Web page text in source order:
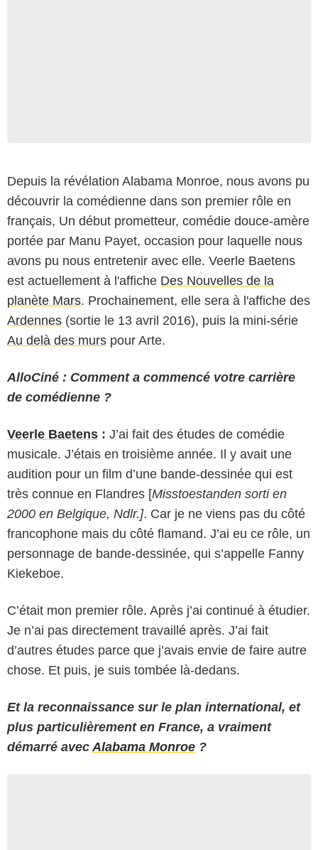
Depuis la révélation Alabama Monroe, nous avons pu
découvrir la comédienne dans son premier rôle en
français, Un début prometteur, comédie douce-amère
portée par Manu Payet, occasion pour laquelle nous
avons pu nous entretenir avec elle. Veerle Baetens
est actuellement à l'affiche Des Nouvelles de la
planète Mars. Prochainement, elle sera à l'affiche des
Ardennes (sortie le 13 avril 2016), puis la mini-série
Au delà des murs pour Arte.
AlloCiné : Comment a commencé votre carrière
de comédienne ?
Veerle Baetens : J’ai fait des études de comédie
musicale. J’étais en troisième année. Il y avait une
audition pour un film d’une bande-dessinée qui est
très connue en Flandres [Misstoestanden sorti en
2000 en Belgique, Ndlr.]. Car je ne viens pas du côté
francophone mais du côté flamand. J’ai eu ce rôle, un
personnage de bande-dessinée, qui s’appelle Fanny
Kiekeboe.
C’était mon premier rôle. Après j’ai continué à étudier.
Je n’ai pas directement travaillé après. J’ai fait
d’autres études parce que j’avais envie de faire autre
chose. Et puis, je suis tombée là-dedans.
Et la reconnaissance sur le plan international, et
plus particulièrement en France, a vraiment
démarré avec Alabama Monroe ?